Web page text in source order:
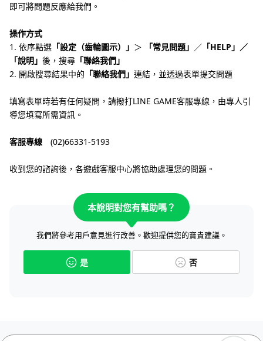
即可將問題反應給我們。
操作方式
1. 依序點選 「設定（齒輪圖示）」 ＞ 「常見問題」 ／ 「HELP」／
「說明」 後，搜尋 「聯絡我們」
2. 開啟搜尋結果中的 「聯絡我們」 連結，並透過表單提交問題
填寫表單時若有任何疑問，請撥打LINE GAME客服專線，由專人引
導您填寫所需資訊。
客服專線 (02)66331-5193
收到您的諮詢後，各遊戲客服中心將協助處理您的問題。
本說明對您有幫助嗎？
我們將參考用戶意見進行改善。歡迎提供您的寶貴建議。
是 否